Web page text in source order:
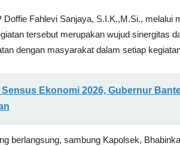
Doffie Fahlevi Sanjaya, S.I.K.,M.Si., melalui
tersebut merupakan wujud sinergitas
dengan masyarakat dalam setiap
Ekonomi 2026, Gubernur
berlangsung, sambung Kapolsek,